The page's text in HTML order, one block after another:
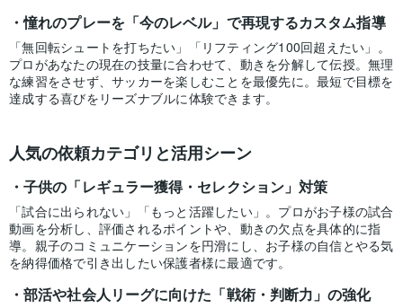
憧れのプレーを「今のレベル」で再現するカスタム指導
「無回転シュートを打ちたい」「リフティング100回超えたい」。
プロがあなたの現在の技量に合わせて、動きを分解して伝授。無理
な練習をさせず、サッカーを楽しむことを最優先に。最短で目標を
達成する喜びをリーズナブルに体験できます。
人気の依頼カテゴリと活用シーン
子供の「レギュラー獲得・セレクション」対策
「試合に出られない」「もっと活躍したい」。プロがお子様の試合
動画を分析し、評価されるポイントや、動きの欠点を具体的に指
導。親子のコミュニケーションを円滑にし、お子様の自信とやる気
を納得価格で引き出したい保護者様に最適です。
部活や社会人リーグに向けた「戦術・判断力」の強化